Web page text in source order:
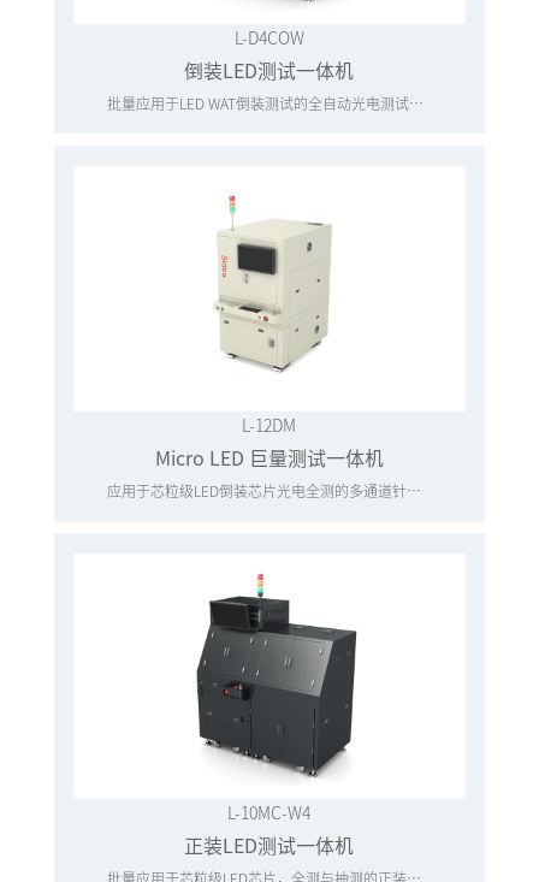
L-D4COW
倒装LED测试一体机
批量应用于LED WAT倒装测试的全自动光电测试一体机
L-12DM
Micro LED 巨量测试一体机
应用于芯粒级LED倒装芯片光电全测的多通道针卡测试一体机
L-10MC-W4
正装LED测试一体机